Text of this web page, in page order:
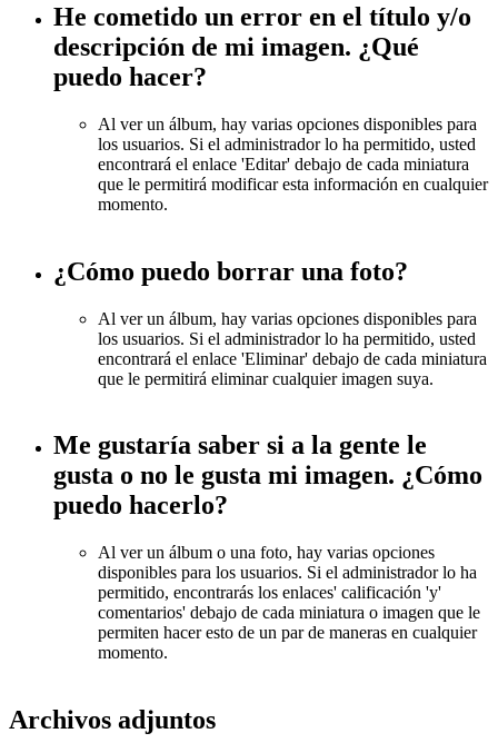
He cometido un error en el título y/o
descripción de mi imagen. ¿Qué
puedo hacer?
Al ver un álbum, hay varias opciones disponibles para
los usuarios. Si el administrador lo ha permitido, usted
encontrará el enlace 'Editar' debajo de cada miniatura
que le permitirá modificar esta información en cualquier
momento.
¿Cómo puedo borrar una foto?
Al ver un álbum, hay varias opciones disponibles para
los usuarios. Si el administrador lo ha permitido, usted
encontrará el enlace 'Eliminar' debajo de cada miniatura
que le permitirá eliminar cualquier imagen suya.
Me gustaría saber si a la gente le
gusta o no le gusta mi imagen. ¿Cómo
puedo hacerlo?
Al ver un álbum o una foto, hay varias opciones
disponibles para los usuarios. Si el administrador lo ha
permitido, encontrarás los enlaces' calificación 'y'
comentarios' debajo de cada miniatura o imagen que le
permiten hacer esto de un par de maneras en cualquier
momento.
Archivos adjuntos